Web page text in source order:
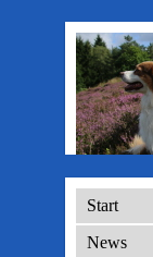
Start
News